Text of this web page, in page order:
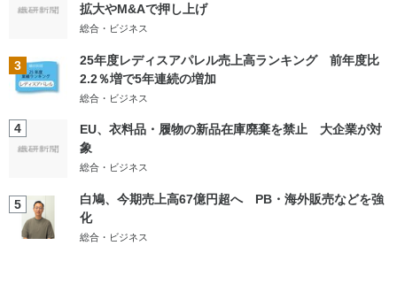
拡大やM&Aで押し上げ
総合・ビジネス
3
25年度レディスアパレル売上高ランキング 前年度比
2.2％増で5年連続の増加
総合・ビジネス
4
EU、衣料品・履物の新品在庫廃棄を禁止 大企業が対
象
総合・ビジネス
5
白鳩、今期売上高67億円超へ PB・海外販売などを強
化
総合・ビジネス